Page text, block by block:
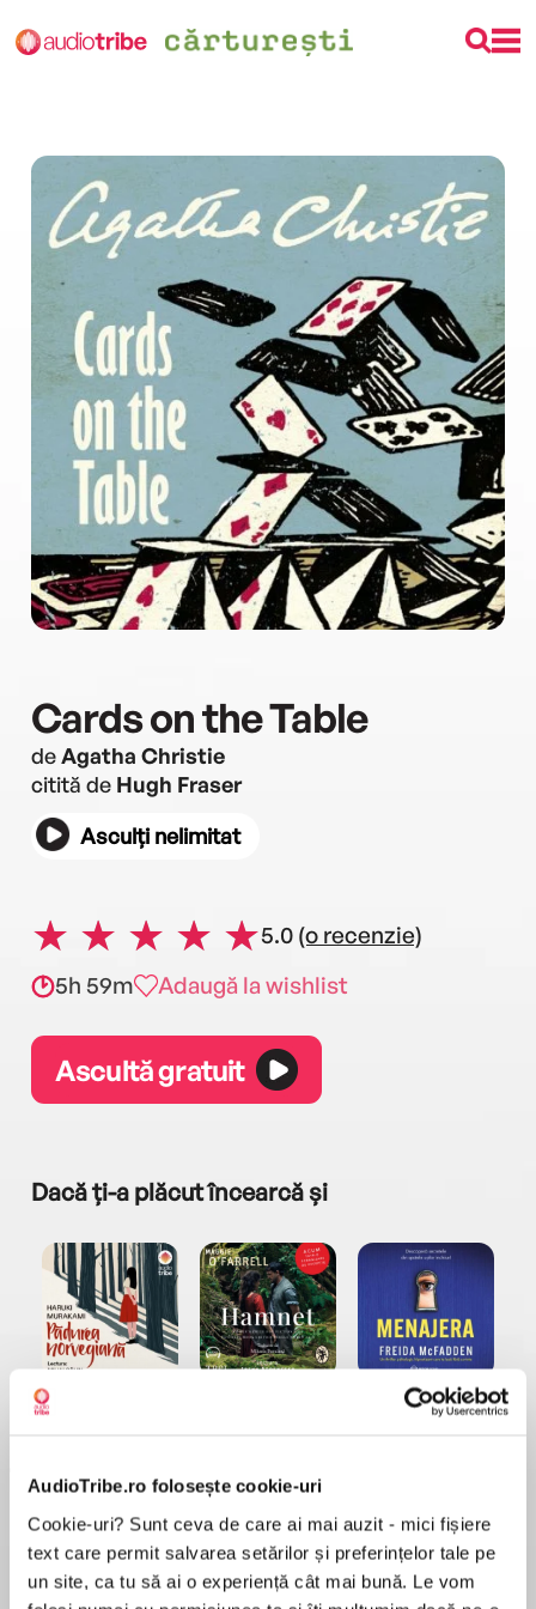
AudioTribe.ro folosește cookie-uri
Cookie-uri? Sunt ceva de care ai mai auzit - mici fișiere
text care permit salvarea setărilor și preferințelor tale pe
un site, ca tu să ai o experiență cât mai bună. Le vom
Cards on the Table
deAgatha Christie
citită de Hugh Fraser
Asculți nelimitat
5.0 (o recenzie)
5h 59m
Adaugă la wishlist
Ascultă gratuit
Dacă ți-a plăcut încearcă și
Pădurea norvegiană Menajera
Freida McFadden